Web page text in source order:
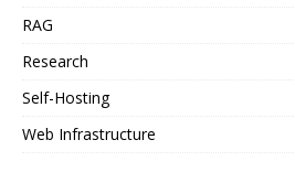
RAG
Research
Self-Hosting
Web Infrastructure